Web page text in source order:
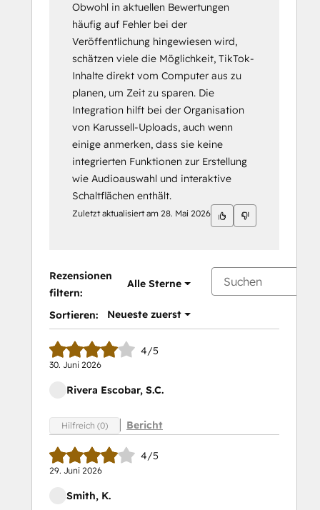
Obwohl in aktuellen Bewertungen
häufig auf Fehler bei der
Veröffentlichung hingewiesen wird,
schätzen viele die Möglichkeit, TikTok-
Inhalte direkt vom Computer aus zu
planen, um Zeit zu sparen. Die
Integration hilft bei der Organisation
von Karussell-Uploads, auch wenn
einige anmerken, dass sie keine
integrierten Funktionen zur Erstellung
wie Audioauswahl und interaktive
Schaltflächen enthält.
Zuletzt aktualisiert am 28. Mai 2026
Rezensionen
filtern:
Alle Sterne
Sortieren: Neueste zuerst
4/5
30. Juni 2026
Rivera Escobar, S.C.
Hilfreich (0) Bericht
4/5
29. Juni 2026
Smith, K.